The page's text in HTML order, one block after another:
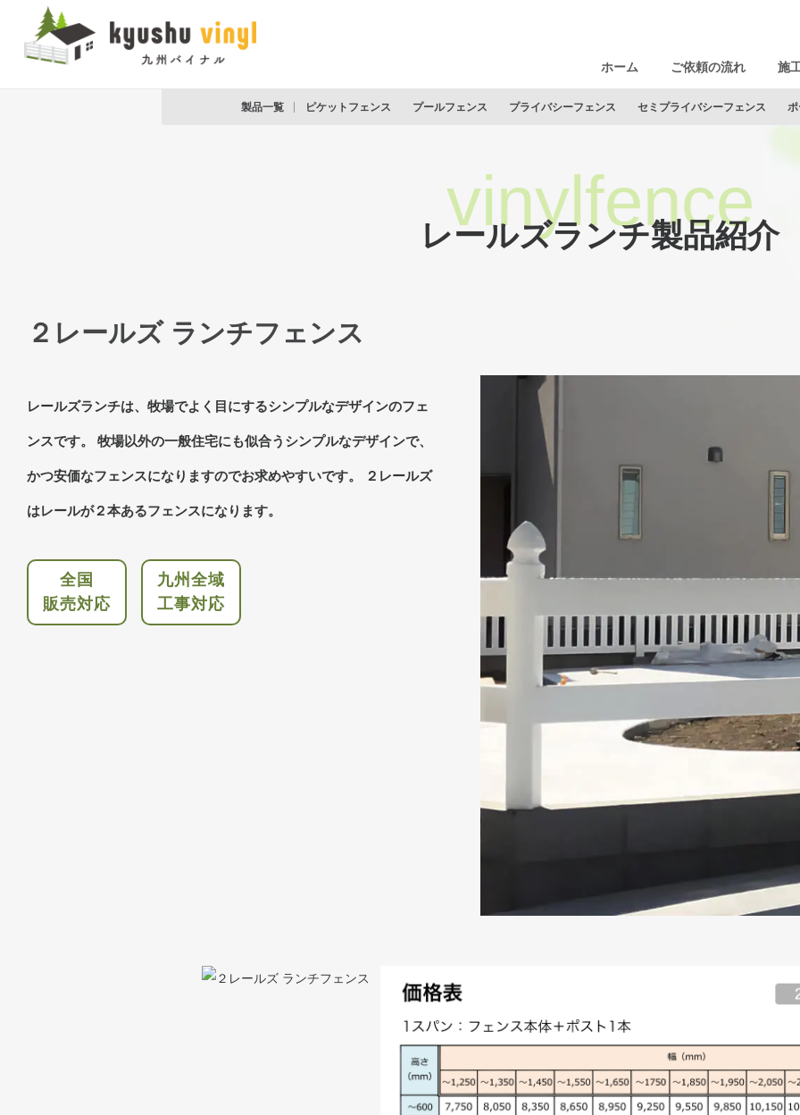
ホーム ご依頼の流れ 施
製品一覧 ピケットフェンス プールフェンス プライバシーフェンス セミプライバシーフェンス
レールズランチ製品紹介
２レールズ ランチフェンス
レールズランチは、牧場でよく目にするシンプルなデザインのフェ
ンスです。 牧場以外の一般住宅にも似合うシンプルなデザインで、
かつ安価なフェンスになりますのでお求めやすいです。 ２レールズ
はレールが２本あるフェンスになります。
全国
販売対応
九州全域
工事対応